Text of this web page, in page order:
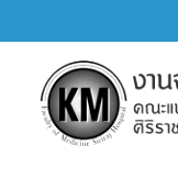
to
content